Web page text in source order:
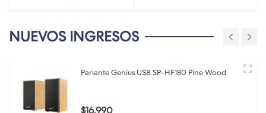
NUEVOS INGRESOS
Parlante Genius USB SP-HF180 Pine Wood
$16.990